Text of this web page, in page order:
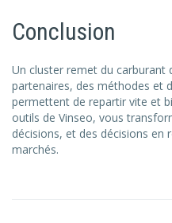
Conclusion
Un cluster remet du carburant
partenaires, des méthodes et
permettent de repartir vite et
outils de Vinseo, vous
décisions, et des décisions en
marchés.